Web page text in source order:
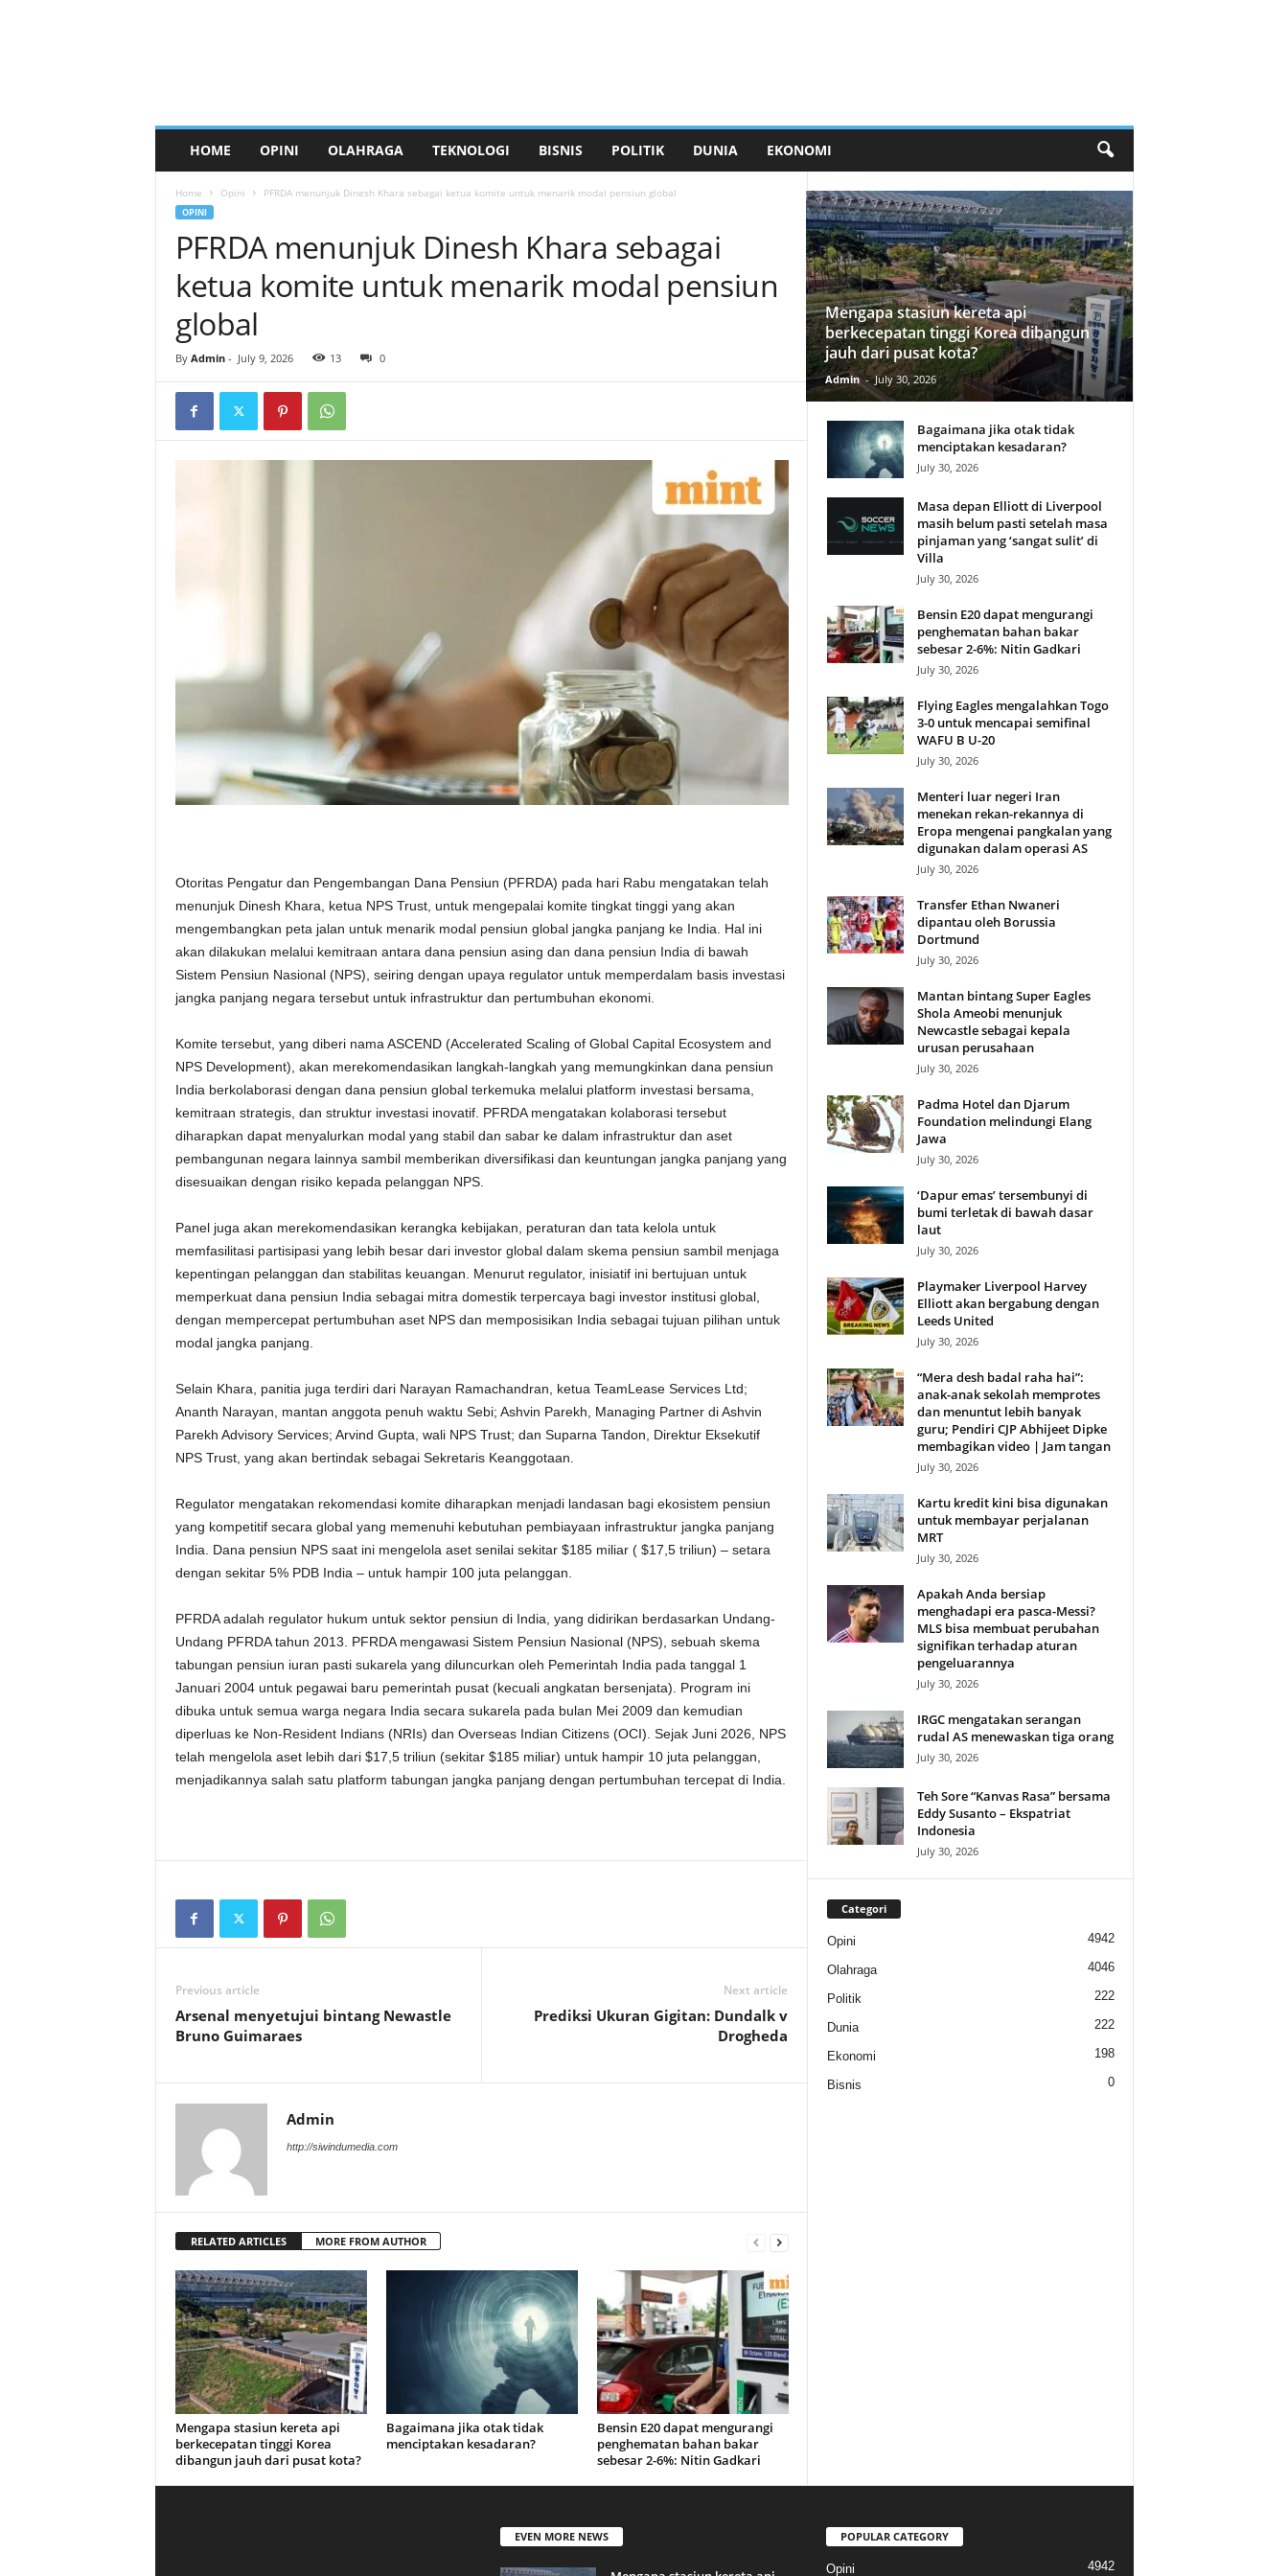
HOME OPINI OLAHRAGA TEKNOLOGI BISNIS POLITIK DUNIA EKONOMI
Home Opini PFRDA menunjuk Dinesh Khara sebagai ketua komite untuk menarik modal pensiun global
OPINI
PFRDA menunjuk Dinesh Khara sebagai
ketua komite untuk menarik modal pensiun
global
By Admin- July 9, 2026 13 0
Otoritas Pengatur dan Pengembangan Dana Pensiun (PFRDA) pada hari Rabu mengatakan telah
menunjuk Dinesh Khara, ketua NPS Trust, untuk mengepalai komite tingkat tinggi yang akan
mengembangkan peta jalan untuk menarik modal pensiun global jangka panjang ke India. Hal ini
akan dilakukan melalui kemitraan antara dana pensiun asing dan dana pensiun India di bawah
Sistem Pensiun Nasional (NPS), seiring dengan upaya regulator untuk memperdalam basis investasi
jangka panjang negara tersebut untuk infrastruktur dan pertumbuhan ekonomi.
Komite tersebut, yang diberi nama ASCEND (Accelerated Scaling of Global Capital Ecosystem and
NPS Development), akan merekomendasikan langkah-langkah yang memungkinkan dana pensiun
India berkolaborasi dengan dana pensiun global terkemuka melalui platform investasi bersama,
kemitraan strategis, dan struktur investasi inovatif. PFRDA mengatakan kolaborasi tersebut
diharapkan dapat menyalurkan modal yang stabil dan sabar ke dalam infrastruktur dan aset
pembangunan negara lainnya sambil memberikan diversifikasi dan keuntungan jangka panjang yang
disesuaikan dengan risiko kepada pelanggan NPS.
Panel juga akan merekomendasikan kerangka kebijakan, peraturan dan tata kelola untuk
memfasilitasi partisipasi yang lebih besar dari investor global dalam skema pensiun sambil menjaga
kepentingan pelanggan dan stabilitas keuangan. Menurut regulator, inisiatif ini bertujuan untuk
memperkuat dana pensiun India sebagai mitra domestik terpercaya bagi investor institusi global,
dengan mempercepat pertumbuhan aset NPS dan memposisikan India sebagai tujuan pilihan untuk
modal jangka panjang.
Selain Khara, panitia juga terdiri dari Narayan Ramachandran, ketua TeamLease Services Ltd;
Ananth Narayan, mantan anggota penuh waktu Sebi; Ashvin Parekh, Managing Partner di Ashvin
Parekh Advisory Services; Arvind Gupta, wali NPS Trust; dan Suparna Tandon, Direktur Eksekutif
NPS Trust, yang akan bertindak sebagai Sekretaris Keanggotaan.
Regulator mengatakan rekomendasi komite diharapkan menjadi landasan bagi ekosistem pensiun
yang kompetitif secara global yang memenuhi kebutuhan pembiayaan infrastruktur jangka panjang
India. Dana pensiun NPS saat ini mengelola aset senilai sekitar $185 miliar ( $17,5 triliun) – setara
dengan sekitar 5% PDB India – untuk hampir 100 juta pelanggan.
PFRDA adalah regulator hukum untuk sektor pensiun di India, yang didirikan berdasarkan Undang-
Undang PFRDA tahun 2013. PFRDA mengawasi Sistem Pensiun Nasional (NPS), sebuah skema
tabungan pensiun iuran pasti sukarela yang diluncurkan oleh Pemerintah India pada tanggal 1
Januari 2004 untuk pegawai baru pemerintah pusat (kecuali angkatan bersenjata). Program ini
dibuka untuk semua warga negara India secara sukarela pada bulan Mei 2009 dan kemudian
diperluas ke Non-Resident Indians (NRIs) dan Overseas Indian Citizens (OCI). Sejak Juni 2026, NPS
telah mengelola aset lebih dari $17,5 triliun (sekitar $185 miliar) untuk hampir 10 juta pelanggan,
menjadikannya salah satu platform tabungan jangka panjang dengan pertumbuhan tercepat di India.
Previous article
Arsenal menyetujui bintang Newastle
Bruno Guimaraes
Next article
Prediksi Ukuran Gigitan: Dundalk v
Drogheda
Admin
http://siwindumedia.com
RELATED ARTICLES MORE FROM AUTHOR
Mengapa stasiun kereta api
berkecepatan tinggi Korea
dibangun jauh dari pusat kota?
Bagaimana jika otak tidak
menciptakan kesadaran?
Bensin E20 dapat mengurangi
penghematan bahan bakar
sebesar 2-6%: Nitin Gadkari
Mengapa stasiun kereta api
berkecepatan tinggi Korea dibangun
jauh dari pusat kota?
Admin - July 30, 2026
Bagaimana jika otak tidak
menciptakan kesadaran?
July 30, 2026
Masa depan Elliott di Liverpool
masih belum pasti setelah masa
pinjaman yang ‘sangat sulit’ di
Villa
July 30, 2026
Bensin E20 dapat mengurangi
penghematan bahan bakar
sebesar 2-6%: Nitin Gadkari
July 30, 2026
Flying Eagles mengalahkan Togo
3-0 untuk mencapai semifinal
WAFU B U-20
July 30, 2026
Menteri luar negeri Iran
menekan rekan-rekannya di
Eropa mengenai pangkalan yang
digunakan dalam operasi AS
July 30, 2026
Transfer Ethan Nwaneri
dipantau oleh Borussia
Dortmund
July 30, 2026
Mantan bintang Super Eagles
Shola Ameobi menunjuk
Newcastle sebagai kepala
urusan perusahaan
July 30, 2026
Padma Hotel dan Djarum
Foundation melindungi Elang
Jawa
July 30, 2026
‘Dapur emas’ tersembunyi di
bumi terletak di bawah dasar
laut
July 30, 2026
Playmaker Liverpool Harvey
Elliott akan bergabung dengan
Leeds United
July 30, 2026
“Mera desh badal raha hai”:
anak-anak sekolah memprotes
dan menuntut lebih banyak
guru; Pendiri CJP Abhijeet Dipke
membagikan video | Jam tangan
July 30, 2026
Kartu kredit kini bisa digunakan
untuk membayar perjalanan
MRT
July 30, 2026
Apakah Anda bersiap
menghadapi era pasca-Messi?
MLS bisa membuat perubahan
signifikan terhadap aturan
pengeluarannya
July 30, 2026
IRGC mengatakan serangan
rudal AS menewaskan tiga orang
July 30, 2026
Teh Sore “Kanvas Rasa” bersama
Eddy Susanto – Ekspatriat
Indonesia
July 30, 2026
Categori
Opini 4942
Olahraga 4046
Politik 222
Dunia 222
Ekonomi 198
Bisnis 0
EVEN MORE NEWS POPULAR CATEGORY
Opini 4942